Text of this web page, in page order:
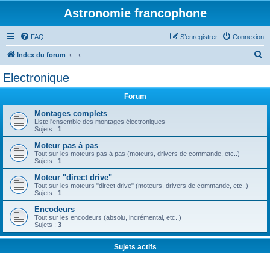
Astronomie francophone
FAQ Connexion
S’enregistrer
Index du forum
e
Electronique
Forum
Montages complets
Liste l'ensemble des montages électroniques
Sujets : 1
Moteur pas à pas
Tout sur les moteurs pas à pas (moteurs, drivers de commande, etc..)
Sujets : 1
Moteur "direct drive"
Tout sur les moteurs "direct drive" (moteurs, drivers de commande, etc..)
Sujets : 1
Encodeurs
Tout sur les encodeurs (absolu, incrémental, etc..)
Sujets : 3
Sujets actifs